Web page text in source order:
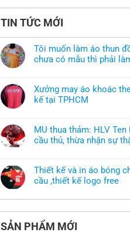
TIN TỨC MỚI
Tôi muốn làm áo thun
chưa có mẫu thì phải
bình
luận
ở
Tôi
áo
thun
đồng
có
mẫu
thì
Xưởng may áo khoác
kế tại TPHCM
bình
luận
ở
Xưởng
khoác
theo
yêu
kế
MU thua thảm: HLV
cầu thủ, thừa nhận sự
bình
luận
ở
MU
thảm:
Ten
Hag
lại
Thiết kế và in áo bóng
cầu ,thiết kế logo free
có
luận
Thiết
SẢN PHẨM MỚI